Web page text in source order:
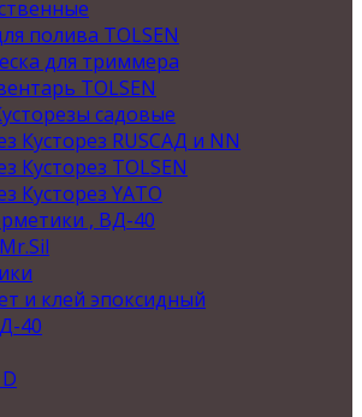
полива TOLSEN
для триммера
TOLSEN
садовые
Кусторез RUSСАД и NN
Кусторез TOLSEN
Кусторез YATO
, ВД-40
и клей эпоксидный
40